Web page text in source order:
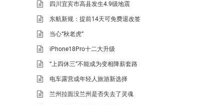
四川宜宾市高县发生4.9级地震
东航新规：提前14天可免费退改签
当心“秋老虎”
iPhone18Pro十二大升级
“上四休三”不能成为变相降薪套路
电车露营成年轻人旅游新选择
兰州拉面没兰州是否失去了灵魂